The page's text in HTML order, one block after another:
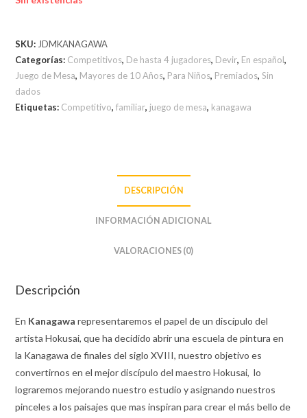
SKU: JDMKANAGAWA
Categorías: Competitivos, De hasta 4 jugadores, Devir, En español,
Juego de Mesa, Mayores de 10 Años, Para Niños, Premiados,Sin
dados
Etiquetas: Competitivo,familiar, juego de mesa, kanagawa
DESCRIPCIÓN
INFORMACIÓN ADICIONAL
VALORACIONES (0)
Descripción
En Kanagawa representaremos el papel de un discípulo del
artista Hokusai, que ha decidido abrir una escuela de pintura en
la Kanagawa de finales del siglo XVIII, nuestro objetivo es
convertirnos en el mejor discípulo del maestro Hokusai, lo
lograremos mejorando nuestro estudio y asignando nuestros
pinceles a los paisajes que mas inspiran para crear el más bello de